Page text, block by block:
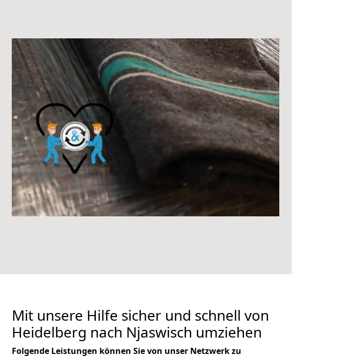
Mit unsere Hilfe sicher und schnell von
Heidelberg nach Njaswisch umziehen
Folgende Leistungen können Sie von unser Netzwerk zu